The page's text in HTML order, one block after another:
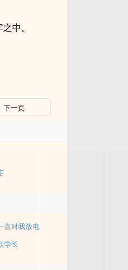
中。
下一页
直对我放电
学长